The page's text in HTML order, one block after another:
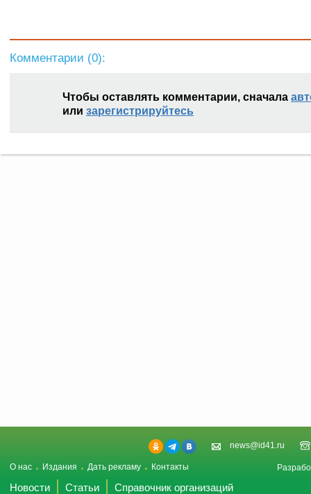
Комментарии (0):
Чтобы оставлять комментарии, сначала
или зарегистрируйтесь
news@id41.ru
О нас Издания Дать рекламу Контакты
Новости Статьи Справочник организаций